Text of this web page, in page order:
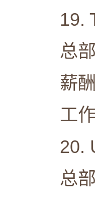
19.
总部:
薪酬
工作
20.
总部: